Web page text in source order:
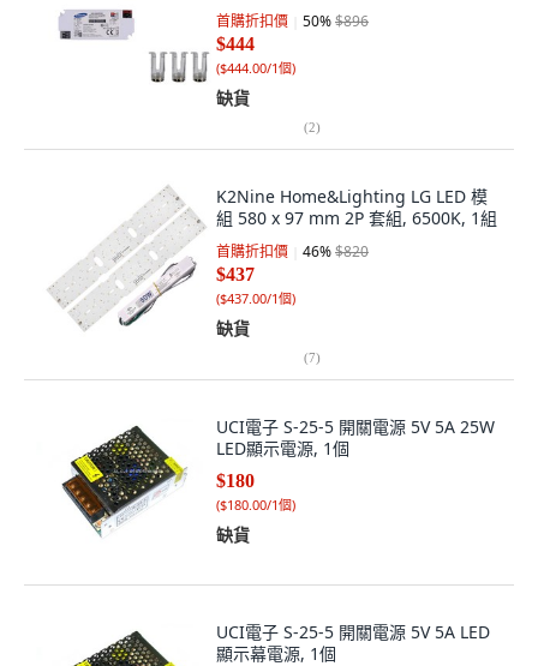
首購折扣價 50%$896
$444
($444.00/1個)
缺貨
(2)
K2Nine Home&Lighting LG LED 模
組 580 x 97 mm 2P 套組, 6500K, 1組
首購折扣價 46%$820
$437
($437.00/1個)
缺貨
(7)
UCI電子 S-25-5 開關電源 5V 5A 25W
LED顯示電源, 1個
$180
($180.00/1個)
缺貨
UCI電子 S-25-5 開關電源 5V 5A LED
顯示幕電源, 1個